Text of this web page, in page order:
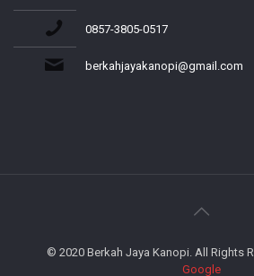
0857-3805-0517
berkahjayakanopi@gmail.com
© 2020 Berkah Jaya Kanopi. All Rights
Google